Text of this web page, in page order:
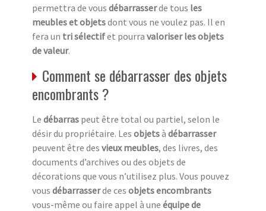
permettra de vous débarrasserde tous les
meubles et objetsdont vous ne voulez pas. Il en
fera un tri sélectifet pourra valoriser les objets
de valeur.
Comment se débarrasser des objets
encombrants ?
Le débarras peut être total ou partiel, selon le
désir du propriétaire. Les objetsà débarrasser
peuvent être des vieux meubles, des livres, des
documents d’archives ou des objets de
décorations que vous n’utilisez plus. Vous pouvez
vous débarrasserde ces objets encombrants
vous-même ou faire appel à une équipe de